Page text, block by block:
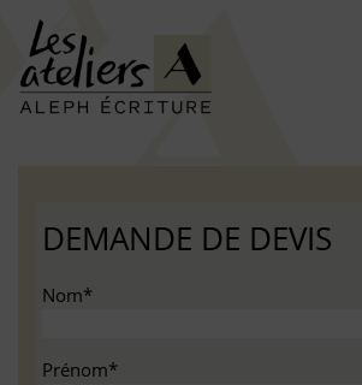
DEMANDE DE DEVIS
Nom*
Prénom*